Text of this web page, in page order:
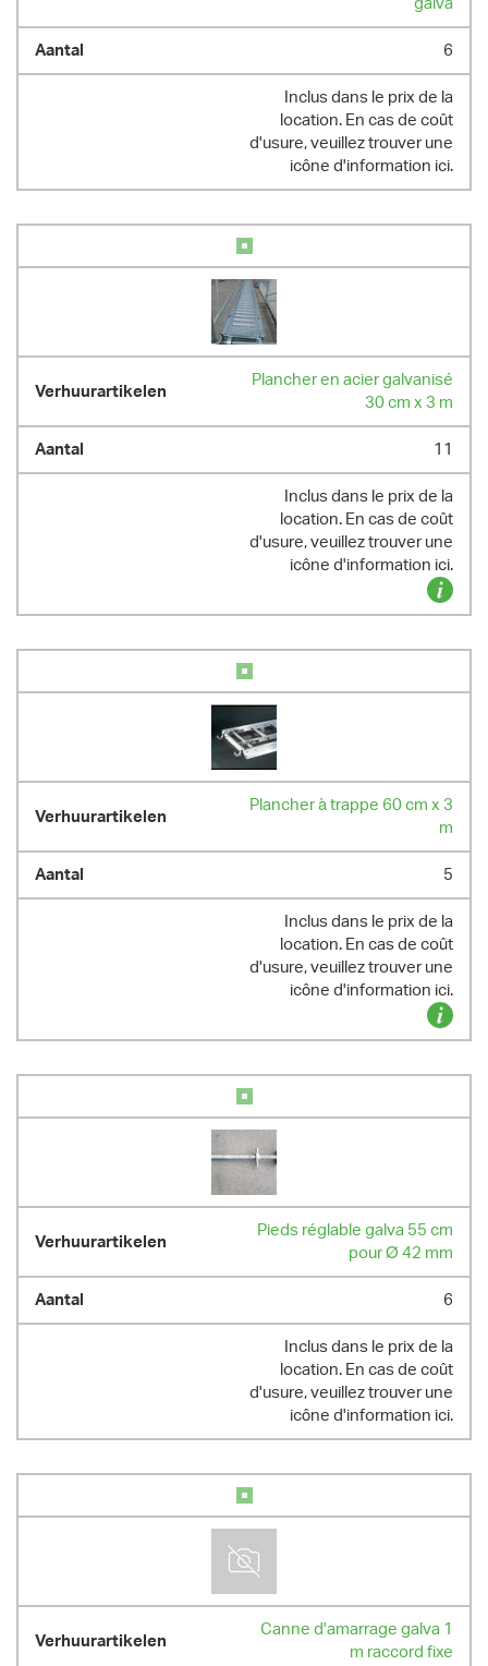
galva
6
Inclus dans le prix de la
location. En cas de coût
d'usure, veuillez trouver une
icône d'information ici.
Plancher en acier galvanisé
30 cm x 3 m
11
Inclus dans le prix de la
location. En cas de coût
d'usure, veuillez trouver une
icône d'information ici.
Plancher à trappe 60 cm x 3
m
5
Inclus dans le prix de la
location. En cas de coût
d'usure, veuillez trouver une
icône d'information ici.
Pieds réglable galva 55 cm
pour Ø 42 mm
6
Inclus dans le prix de la
location. En cas de coût
d'usure, veuillez trouver une
icône d'information ici.
Canne d'amarrage galva 1
m raccord fixe